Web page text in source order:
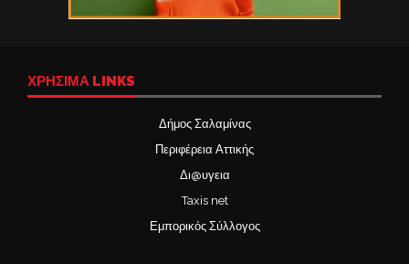
ΧΡΉΣΙΜΑ LINKS
Δήμος Σαλαμίνας
Περιφέρεια Αττικής
Δι@υγεια
Taxis net
Εμπορικός Σύλλογος